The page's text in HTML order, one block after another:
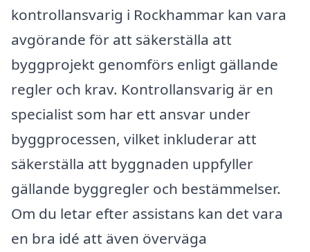
kontrollansvarig i Rockhammar kan vara
avgörande för att säkerställa att
byggprojekt genomförs enligt gällande
regler och krav. Kontrollansvarig är en
specialist som har ett ansvar under
byggprocessen, vilket inkluderar att
säkerställa att byggnaden uppfyller
gällande byggregler och bestämmelser.
Om du letar efter assistans kan det vara
en bra idé att även överväga